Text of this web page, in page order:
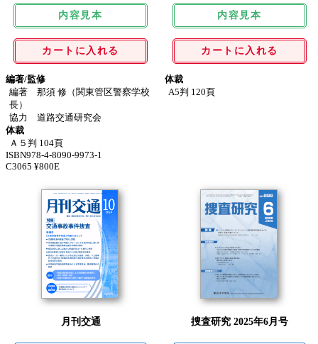
内容見本
カートに入れる
編著/監修
編著 那須 修（関東管区警察学校
長）
協力 道路交通研究会
体裁
Ａ５判 104頁
ISBN978-4-8090-9973-1
C3065 ¥800E
内容見本
カートに入れる
体裁
A5判 120頁
月刊交通 捜査研究 2025年6月号